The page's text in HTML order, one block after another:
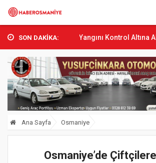
SON DAKİKA:
Orman Yangını Kontrol Altına Alındı
Ana Sayfa Osmaniye
Osmaniye’de